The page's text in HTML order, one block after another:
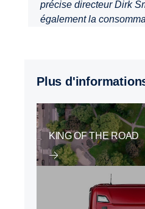
précise directeur Dirk
également la
Plus
KING OF THE ROAD